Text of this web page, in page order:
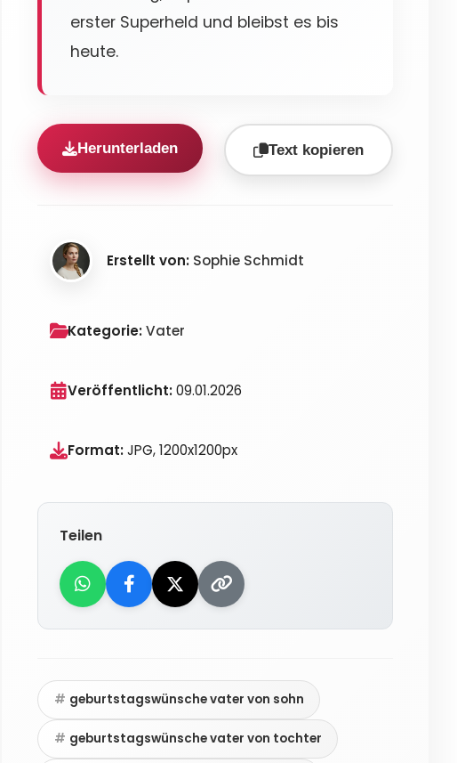
erster Superheld und bleibst es bis
heute.
Herunterladen Text kopieren
Erstellt von: Sophie Schmidt
Kategorie: Vater
Veröffentlicht: 09.01.2026
Format: JPG, 1200x1200px
Teilen
geburtstagswünsche vater von sohn
geburtstagswünsche vater von tochter